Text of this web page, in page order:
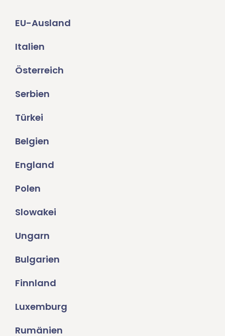
EU-Ausland
Italien
Österreich
Serbien
Türkei
Belgien
England
Polen
Slowakei
Ungarn
Bulgarien
Finnland
Luxemburg
Rumänien